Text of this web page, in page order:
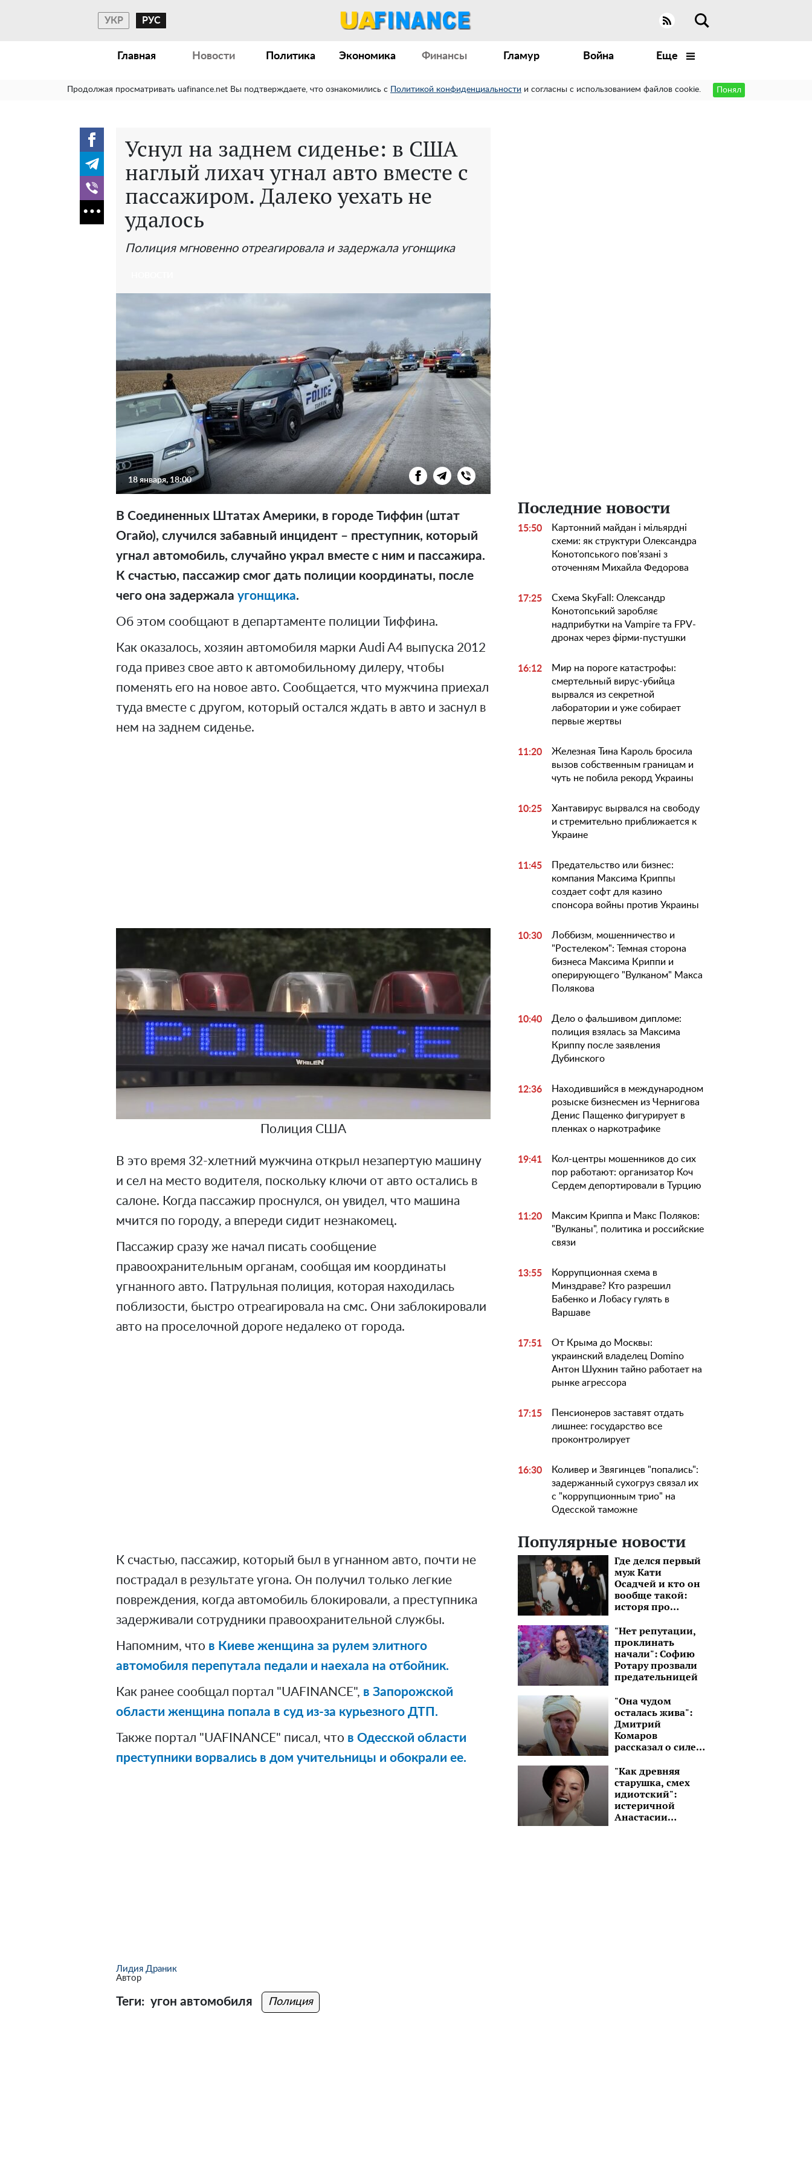
УКР РУС
Главная Новости Политика Экономика Финансы Гламур Война Еще
Продолжая просматривать uafinance.net Вы подтверждаете, что ознакомились с Политикой конфиденциальности и согласны с использованием файлов cookie. Понял
Уснул на заднем сиденье: в США
наглый лихач угнал авто вместе с
пассажиром. Далеко уехать не
удалось
Полиция мгновенно отреагировала и задержала угонщика
18 января, 18:00
В Соединенных Штатах Америки, в городе Тиффин (штат
Огайо), случился забавный инцидент – преступник, который
угнал автомобиль, случайно украл вместе с ним и пассажира.
К счастью, пассажир смог дать полиции координаты, после
чего она задержала угонщика.
Об этом сообщают в департаменте полиции Тиффина.
Как оказалось, хозяин автомобиля марки Audi A4 выпуска 2012
года привез свое авто к автомобильному дилеру, чтобы
поменять его на новое авто. Сообщается, что мужчина приехал
туда вместе с другом, который остался ждать в авто и заснул в
нем на заднем сиденье.
Полиция США
В это время 32-хлетний мужчина открыл незапертую машину
и сел на место водителя, поскольку ключи от авто остались в
салоне. Когда пассажир проснулся, он увидел, что машина
мчится по городу, а впереди сидит незнакомец.
Пассажир сразу же начал писать сообщение
правоохранительным органам, сообщая им координаты
угнанного авто. Патрульная полиция, которая находилась
поблизости, быстро отреагировала на смс. Они заблокировали
авто на проселочной дороге недалеко от города.
К счастью, пассажир, который был в угнанном авто, почти не
пострадал в результате угона. Он получил только легкие
повреждения, когда автомобиль блокировали, а преступника
задерживали сотрудники правоохранительной службы.
Напомним, что в Киеве женщина за рулем элитного
автомобиля перепутала педали и наехала на отбойник.
Как ранее сообщал портал "UAFINANCE", в Запорожской
области женщина попала в суд из-за курьезного ДТП.
Также портал "UAFINANCE" писал, что в Одесской области
преступники ворвались в дом учительницы и обокрали ее.
Лидия Драник
Автор
Теги: угон автомобиля Полиция
Последние новости
15:50
Картонний майдан і мільярдні
схеми: як структури Олександра
Конотопського пов'язані з
оточенням Михайла Федорова
17:25
Схема SkyFall: Олександр
Конотопський заробляє
надприбутки на Vampire та FPV-
дронах через фірми-пустушки
16:12
Мир на пороге катастрофы:
смертельный вирус-убийца
вырвался из секретной
лаборатории и уже собирает
первые жертвы
11:20
Железная Тина Кароль бросила
вызов собственным границам и
чуть не побила рекорд Украины
10:25
Хантавирус вырвался на свободу
и стремительно приближается к
Украине
11:45
Предательство или бизнес:
компания Максима Криппы
создает софт для казино
спонсора войны против Украины
10:30
Лоббизм, мошенничество и
"Ростелеком": Темная сторона
бизнеса Максима Криппи и
оперирующего "Вулканом" Макса
Полякова
10:40
Дело о фальшивом дипломе:
полиция взялась за Максима
Криппу после заявления
Дубинского
12:36
Находившийся в международном
розыске бизнесмен из Чернигова
Денис Пащенко фигурирует в
пленках о наркотрафике
19:41
Кол-центры мошенников до сих
пор работают: организатор Коч
Сердем депортировали в Турцию
11:20
Максим Криппа и Макс Поляков:
"Вулканы", политика и российские
связи
13:55
Коррупционная схема в
Минздраве? Кто разрешил
Бабенко и Лобасу гулять в
Варшаве
17:51
От Крыма до Москвы:
украинский владелец Domino
Антон Шухнин тайно работает на
рынке агрессора
17:15
Пенсионеров заставят отдать
лишнее: государство все
проконтролирует
16:30
Коливер и Звягинцев "попались":
задержанный сухогруз связал их
с "коррупционным трио" на
Одесской таможне
Популярные новости
Где делся первый
муж Кати
Осадчей и кто он
вообще такой:
исторя про
который на 15 лет
старше
"Нет репутации,
проклинать
начали": Софию
Ротару прозвали
предательницей
"Она чудом
осталась жива":
Дмитрий
Комаров
рассказал о силе
девушки без рук и
ноги
"Как древняя
старушка, смех
идиотский":
истеричной
Анастасии